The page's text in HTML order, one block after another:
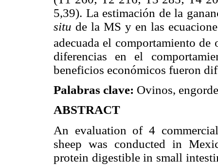
5,39). La estimación de la
situ de la MS y en las
adecuada el comportamiento de
diferencias en el
beneficios económicos fueron
Palabras clave: Ovinos,
ABSTRACT
An evaluation of 4
sheep was conducted in
protein digestible in small